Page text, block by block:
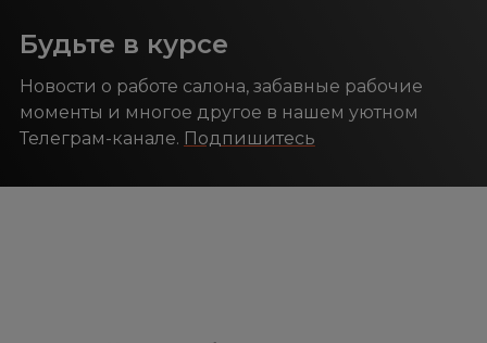
Будьте в курсе
Новости о работе салона, забавные рабочие
моменты и многое другое в нашем уютном
Телеграм-канале. Подпишитесь